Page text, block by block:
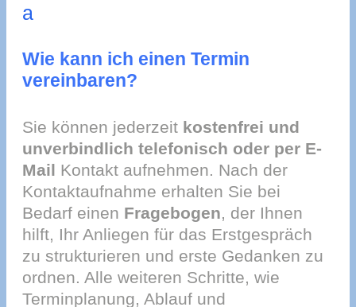
a
Wie kann ich einen Termin
vereinbaren?
Sie können jederzeit kostenfrei und
unverbindlich telefonisch oder per E-
Mail Kontakt aufnehmen. Nach der
Kontaktaufnahme erhalten Sie bei
Bedarf einen Fragebogen, der Ihnen
hilft, Ihr Anliegen für das Erstgespräch
zu strukturieren und erste Gedanken zu
ordnen. Alle weiteren Schritte, wie
Terminplanung, Ablauf und